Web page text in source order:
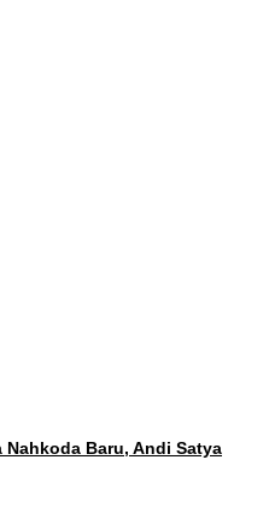
Nahkoda Baru, Andi Satya